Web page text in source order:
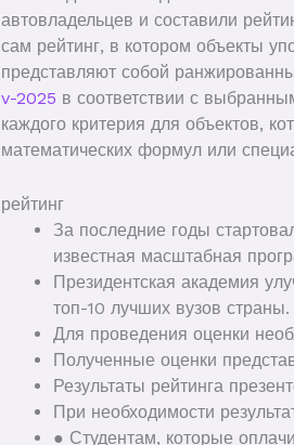
автовладельцев и составили
сам рейтинг, в котором объекты
представляют собой
v-2025 в соответствии с
каждого критерия для объектов,
математических формул или
рейтинг
За последние годы
известная масштабная
Президентская академия
топ-10 лучших вузов страны.
Для проведения оценки
Полученные оценки
Результаты рейтинга
При необходимости
● Студентам, которые